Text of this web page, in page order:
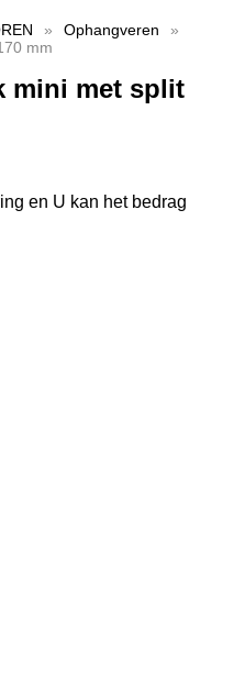
» Ophangveren
»
mm
mini met split
en U kan het bedrag